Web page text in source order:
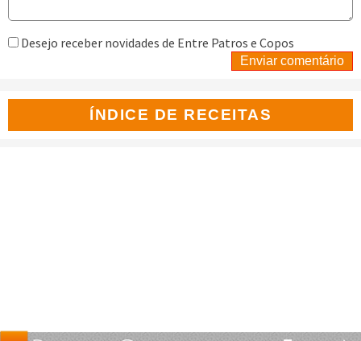
ÍNDICE DE RECEITAS
Lanches (79)
Desejo receber novidades de Entre Patros e Copos
Enviar comentário